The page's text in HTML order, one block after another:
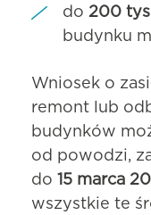
do 200
budynku
Wniosek o
remont lub
budynków
od powodzi,
do 15 marca
wszystkie te